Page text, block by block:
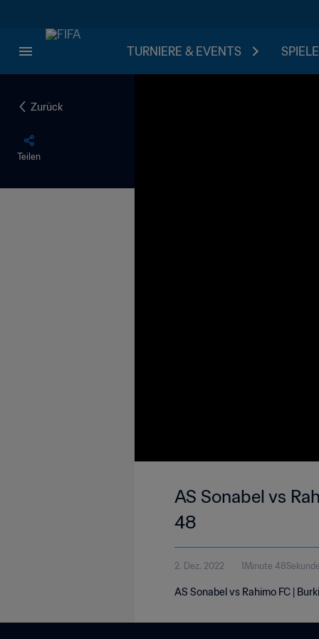
TURNIERE & EVENTS
Zurück
Teilen
AS Sonabel vs
48
2. Dez. 2022 1Minute
AS Sonabel vs Rahimo FC |